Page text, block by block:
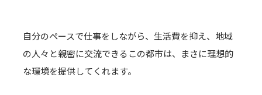
自分のペースで仕事をしながら、生活費を抑え、地域
の人々と親密に交流できるこの都市は、まさに理想的
な環境を提供してくれます。